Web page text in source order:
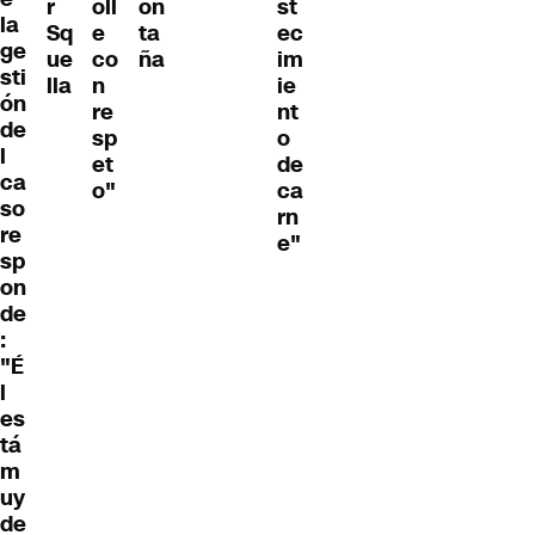
la
ge
sti
ón
de
l
ca
so
re
sp
on
de
:
"É
l
es
tá
m
uy
de
r
Sq
ue
lla
oll
e
co
n
re
sp
et
o"
on
ta
ña
st
ec
im
ie
nt
o
de
ca
rn
e"